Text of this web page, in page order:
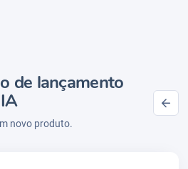
de lançamento
novo produto.